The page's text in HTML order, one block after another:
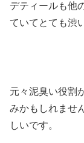
デティールも他
ていてとても渋
元々泥臭い役割
みかもしれませ
しいです。